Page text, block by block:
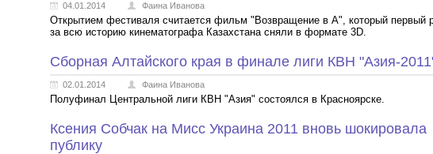
04.01.2014 Фаина Иванова
Открытием фестиваля считается фильм "Возвращение в А", который первый
за всю историю кинематографа Казахстана сняли в формате 3D.
Сборная Алтайского края в финале лиги КВН "Азия-
02.01.2014 Фаина Иванова
Полуфинал Центральной лиги КВН "Азия" состоялся в Красноярске.
Ксения Собчак на Мисс Украина 2011 вновь шокировала
публику